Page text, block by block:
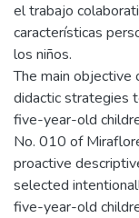
el trabajo
características
los niños.
The main
didactic strategies
five-year-old
No. 010 of
proactive
selected
five-year-old